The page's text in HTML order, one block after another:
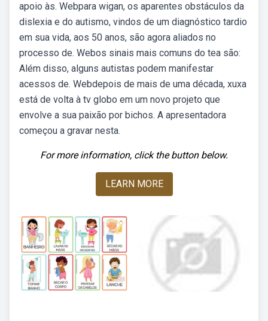
apoio às. Webpara wigan, os aparentes obstáculos da
dislexia e do autismo, vindos de um diagnóstico tardio
em sua vida, aos 50 anos, são agora aliados no
processo de. Webos sinais mais comuns do tea são:
Além disso, alguns autistas podem manifestar
acessos de. Webdepois de mais de uma década, xuxa
está de volta à tv globo em um novo projeto que
envolve a sua paixão por bichos. A apresentadora
começou a gravar nesta.
For more information, click the button below.
LEARN MORE